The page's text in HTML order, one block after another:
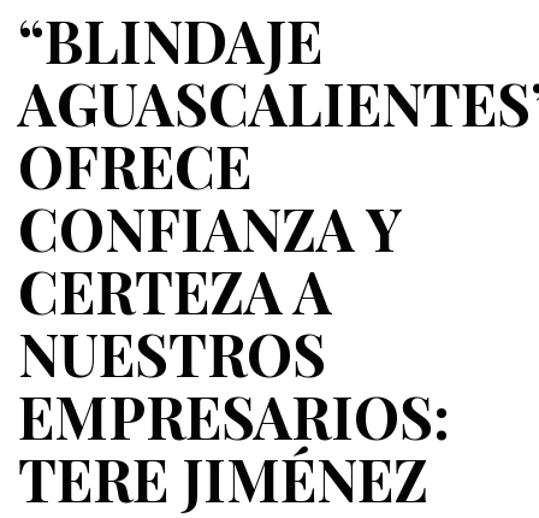
“BLINDAJE
OFRECE
CONFIANZA Y
CERTEZA A
NUESTROS
EMPRESARIOS:
TERE JIMÉNEZ